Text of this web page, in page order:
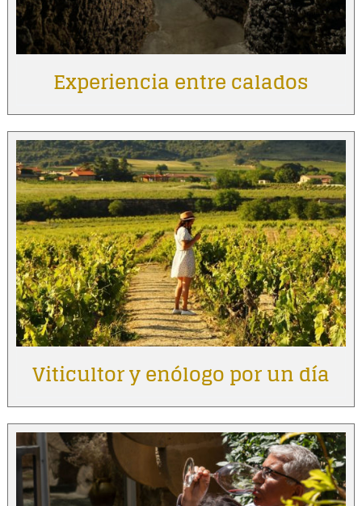
Experiencia entre calados
Viticultor y enólogo por un día